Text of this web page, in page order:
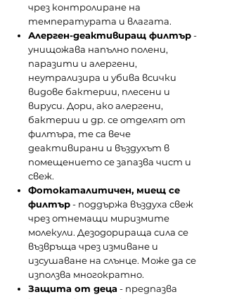
чрез контролиране на
температурата и влагата.
Алерген-деактивиращ филтър-
унищожава напълно полени,
паразити и алергени,
неутрализира и убива всички
видове бактерии, плесени и
вируси. Дори, ако алергени,
бактерии и др. се отделят от
филтъра, те са вече
деактивирани и въздухът в
помещението се запазва чист и
свеж.
Фотокаталитичен, миещ се
филтър- поддържа въздуха свеж
чрез отнемащи миризмите
молекули. Дезодорираща сила се
възвръща чрез измиване и
изсушаване на слънце. Може да се
използва многократно.
Защита от деца - предпазва